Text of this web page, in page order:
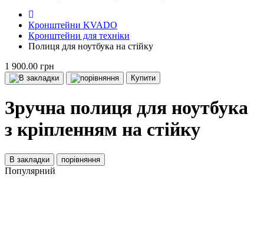
Кронштейни KVADO
Кронштейни для техніки
Полиця для ноутбука на стійку
1 900.00 грн
Купити
Зручна полиця для ноутбука
з кріпленням на стійку
В закладки порівняння
Популярний